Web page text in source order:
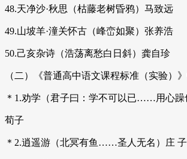
48.天净沙·秋思（枯藤老树昏鸦）马致远
49.山坡羊·潼关怀古（峰峦如聚）张养浩
50.己亥杂诗（浩荡离愁白日斜）龚自珍
（二）《普通高中语文课程标准（实验）
＊1.劝学（君子曰：学不可以已……用心躁
荀子
＊2.逍遥游（北冥有鱼……圣人无名）庄 子